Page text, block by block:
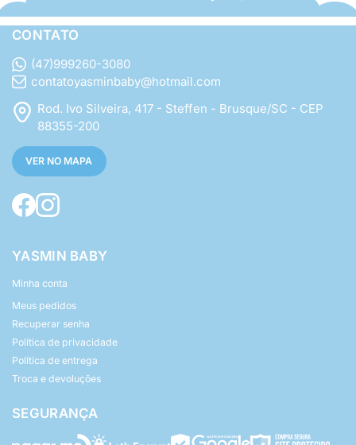
CONTATO
(47)999260-3080
contatoyasminbaby@hotmail.com
Rod. Ivo Silveira, 417 - Steffen - Brusque/SC - CEP
88355-200
VER NO MAPA
YASMIN BABY
Minha conta
Meus pedidos
Recuperar senha
Política de privacidade
Política de entrega
Troca e devoluções
SEGURANÇA